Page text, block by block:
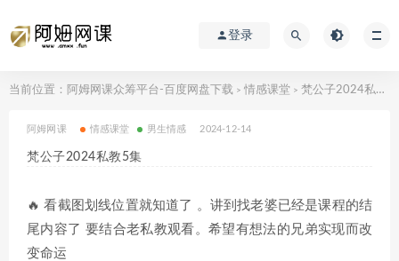
登录
当前位置： 阿姆网课众筹平台-百度网盘下载 > 情感课堂 > 梵公子2024私教5集
阿姆网课 情感课堂 男生情感 2024-12-14
梵公子2024私教5集
🔥 看截图划线位置就知道了 。讲到找老婆已经是课程的结
尾内容了 要结合老私教观看。希望有想法的兄弟实现而改
变命运